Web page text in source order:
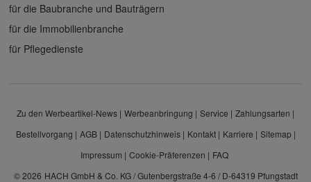
für die Baubranche und Bauträgern
für die Immobilienbranche
für Pflegedienste
Zu den Werbeartikel-News Werbeanbringung Service
Zahlungsarten
Bestellvorgang
AGB Datenschutzhinweis Kontakt Karriere
Sitemap
Impressum
Cookie-Präferenzen
FAQ
© 2026 HACH GmbH & Co. KG / Gutenbergstraße 4-6 / D-64319 Pfungstadt